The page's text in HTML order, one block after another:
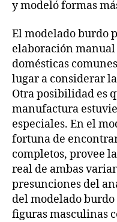
y modeló formas
El modelado burdo
elaboración
domésticas
lugar a considerar
Otra posibilidad es
manufactura
especiales. En el
fortuna de
completos, provee
real de ambas
presunciones del
del modelado
figuras masculinas